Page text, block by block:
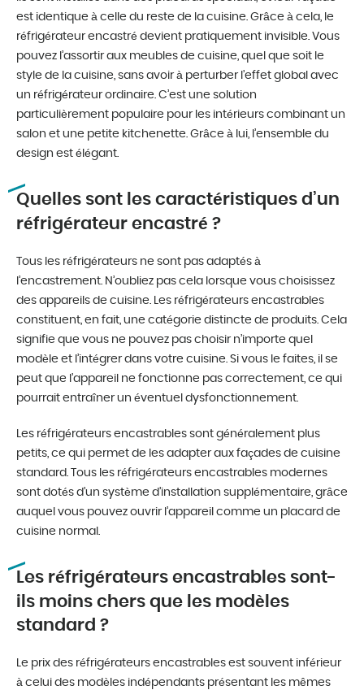
est identique à celle du reste de la cuisine. Grâce à cela, le
réfrigérateur encastré devient pratiquement invisible. Vous
pouvez l’assortir aux meubles de cuisine, quel que soit le
style de la cuisine, sans avoir à perturber l’effet global avec
un réfrigérateur ordinaire. C’est une solution
particulièrement populaire pour les intérieurs combinant un
salon et une petite kitchenette. Grâce à lui, l’ensemble du
design est élégant.
Quelles sont les caractéristiques d’un
réfrigérateur encastré ?
Tous les réfrigérateurs ne sont pas adaptés à
l’encastrement. N’oubliez pas cela lorsque vous choisissez
des appareils de cuisine. Les réfrigérateurs encastrables
constituent, en fait, une catégorie distincte de produits. Cela
signifie que vous ne pouvez pas choisir n’importe quel
modèle et l’intégrer dans votre cuisine. Si vous le faites, il se
peut que l’appareil ne fonctionne pas correctement, ce qui
pourrait entraîner un éventuel dysfonctionnement.
Les réfrigérateurs encastrables sont généralement plus
petits, ce qui permet de les adapter aux façades de cuisine
standard. Tous les réfrigérateurs encastrables modernes
sont dotés d’un système d’installation supplémentaire, grâce
auquel vous pouvez ouvrir l’appareil comme un placard de
cuisine normal.
Les réfrigérateurs encastrables sont-
ils moins chers que les modèles
standard ?
Le prix des réfrigérateurs encastrables est souvent inférieur
à celui des modèles indépendants présentant les mêmes